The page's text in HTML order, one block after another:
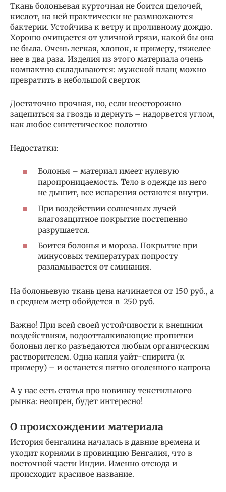
Ткань болоньевая курточная не боится щелочей,
кислот, на ней практически не размножаются
бактерии. Устойчива к ветру и проливному дождю.
Хорошо очищается от уличной грязи, какой бы она
не была. Очень легкая, хлопок, к примеру, тяжелее
нее в два раза. Изделия из этого материала очень
компактно складываются: мужской плащ можно
превратить в небольшой сверток
Достаточно прочная, но, если неосторожно
зацепиться за гвоздь и дернуть – надорвется углом,
как любое синтетическое полотно
Недостатки:
Болонья – материал имеет нулевую
паропроницаемость. Тело в одежде из него
не дышит, все испарения остаются внутри.
При воздействии солнечных лучей
влагозащитное покрытие постепенно
разрушается.
Боится болонья и мороза. Покрытие при
минусовых температурах попросту
разламывается от сминания.
На болоньевую ткань цена начинается от 150 руб., а
в среднем метр обойдется в 250 руб.
Важно! При всей своей устойчивости к внешним
воздействиям, водоотталкивающие пропитки
болоньи легко разъедаются любым органическим
растворителем. Одна капля уайт-спирита (к
примеру) – и останется пятно оголенного капрона
А у нас есть статья про новинку текстильного
рынка: неопрен, будет интересно!
О происхождении материала
История бенгалина началась в давние времена и
уходит корнями в провинцию Бенгалия, что в
восточной части Индии. Именно отсюда и
происходит красивое название.